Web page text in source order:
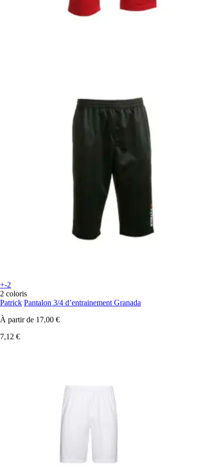
+-2
2 coloris
Patrick Pantalon 3/4 d’entrainement Granada
À partir de 17,00 €
7,12 €